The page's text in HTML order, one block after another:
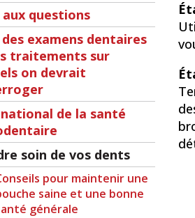
aux questions
examens dentaires
traitements sur
on devrait
de la santé
soin de vos dents
pour maintenir une
saine et une bonne
générale